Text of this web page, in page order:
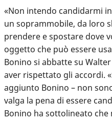
«Non intendo candidarmi
un soprammobile, da loro
prendere e spostare dove
oggetto che può essere
Bonino si abbatte su
aver rispettato gli accordi.
aggiunto Bonino – non
valga la pena di essere
Bonino ha sottolineato